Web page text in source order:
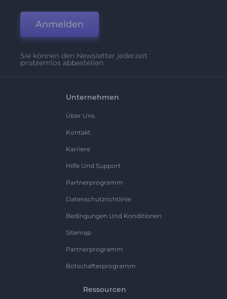
Anmelden
Sie können den Newsletter jederzeit
problemlos abbestellen.
Unternehmen
Über Uns
Kontakt
Karriere
Hilfe Und Support
Partnerprogramm
Datenschutzrichtlinie
Bedingungen Und Konditionen
Sitemap
Partnerprogramm
Botschafterprogramm
Ressourcen